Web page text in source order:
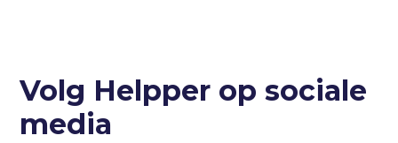
Volg Helpper op sociale
media